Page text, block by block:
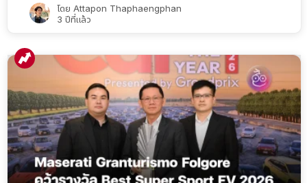
โดย Attapon Thaphaengphan
3 ปีที่แล้ว